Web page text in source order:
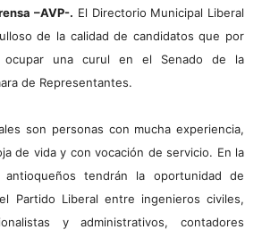
–AVP-. El Directorio Municipal Liberal
de la calidad de candidatos que por
ocupar una curul en el Senado de la
de Representantes.
son personas con mucha experiencia,
de vida y con vocación de servicio. En la
antioqueños tendrán la oportunidad de
Partido Liberal entre ingenieros civiles,
y administrativos, contadores